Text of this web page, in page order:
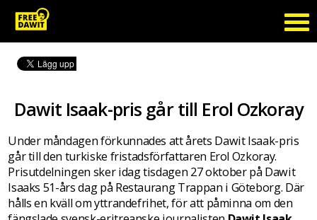
Dawit Isaak-pris går till Erol Ozkoray
Under måndagen förkunnades att årets Dawit Isaak-pris
går till den turkiske fristadsförfattaren Erol Ozkoray.
Prisutdelningen sker idag tisdagen 27 oktober på Dawit
Isaaks 51-års dag på Restaurang Trappan i Göteborg. Där
hålls en kväll om yttrandefrihet, för att påminna om den